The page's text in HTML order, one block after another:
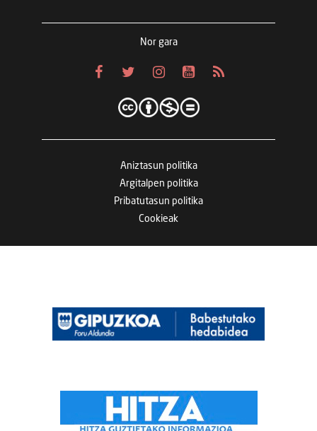
Nor gara
Aniztasun politika
Argitalpen politika
Pribatutasun politika
Cookieak